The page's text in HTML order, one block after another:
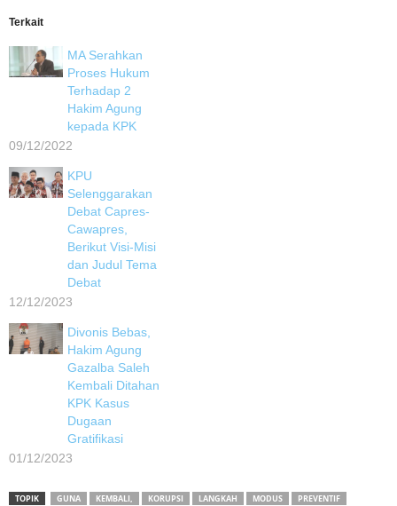
Terkait
MA Serahkan
Proses Hukum
Terhadap 2
Hakim Agung
kepada KPK
09/12/2022
KPU
Selenggarakan
Debat Capres-
Cawapres,
Berikut Visi-Misi
dan Judul Tema
Debat
12/12/2023
Divonis Bebas,
Hakim Agung
Gazalba Saleh
Kembali Ditahan
KPK Kasus
Dugaan
Gratifikasi
01/12/2023
TOPIK GUNA KEMBALI, KORUPSI LANGKAH MODUS
PREVENTIF